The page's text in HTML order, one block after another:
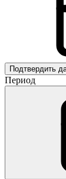
Подтвердить
Период